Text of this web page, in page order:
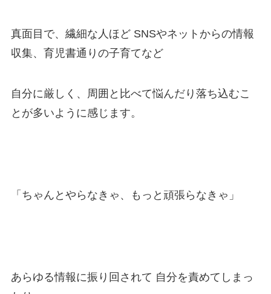
真面目で、繊細な人ほど SNSやネットからの情報
収集、育児書通りの子育てなど
自分に厳しく、周囲と比べて悩んだり落ち込むこ
とが多いように感じます。
「ちゃんとやらなきゃ、もっと頑張らなきゃ」
あらゆる情報に振り回されて 自分を責めてしまっ